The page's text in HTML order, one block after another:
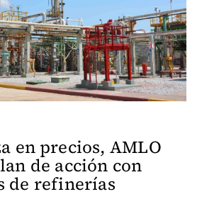
en precios, AMLO
de acción con
de refinerías